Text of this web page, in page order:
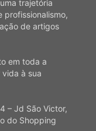
trajetória
profissionalismo,
de artigos
em toda a
à sua
– Jd São Victor,
do Shopping